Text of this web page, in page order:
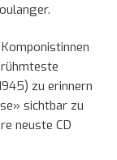
zu erinnern
sichtbar zu
neuste CD